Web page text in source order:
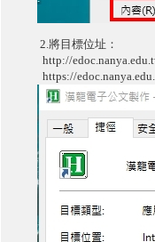
2.將目標位址：
http://
https://